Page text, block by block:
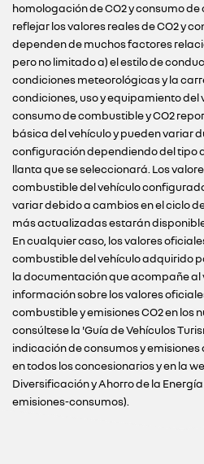
homologación de CO2 y consumo
reflejar los valores reales de CO2 y
dependen de muchos factores
pero no limitado a) el estilo de
condiciones meteorológicas y la
condiciones, uso y equipamiento del
consumo de combustible y CO2
básica del vehículo y pueden variar
configuración dependiendo del tipo
llanta que se seleccionará. Los
combustible del vehículo
variar debido a cambios en el ciclo
más actualizadas estarán
En cualquier caso, los valores
combustible del vehículo adquirido
la documentación que acompañe al
información sobre los valores
combustible y emisiones CO2 en los
consúltese la 'Guía de Vehículos
indicación de consumos y emisiones
en todos los concesionarios y en la
Diversificación y Ahorro de la
emisiones-consumos).